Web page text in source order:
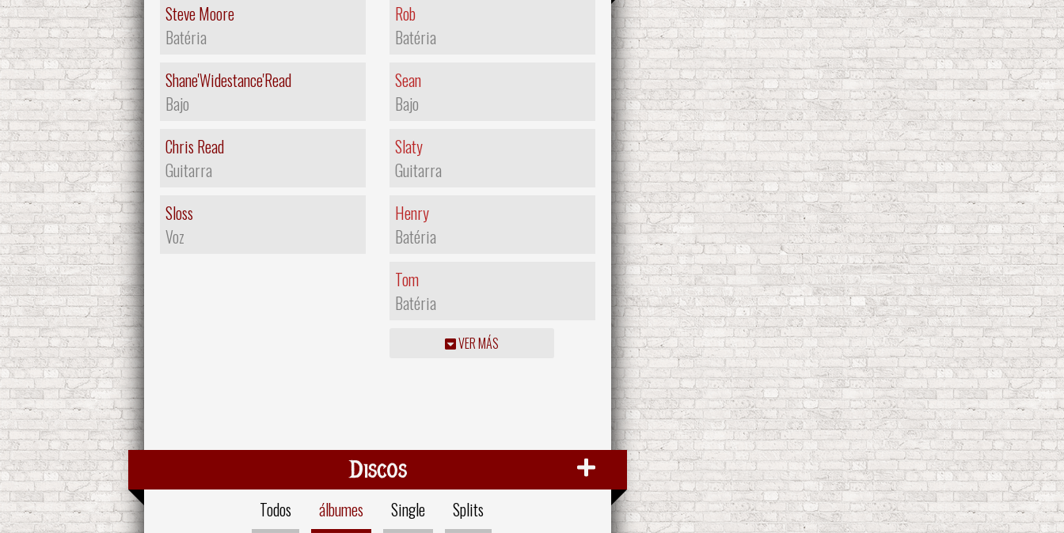
Steve Moore
Batéria
Shane'Widestance'Read
Bajo
Chris Read
Guitarra
Sloss
Voz
Rob
Batéria
Sean
Bajo
Slaty
Guitarra
Henry
Batéria
Tom
Batéria
VER MÁS
Discos
Todos álbumes Single Splits